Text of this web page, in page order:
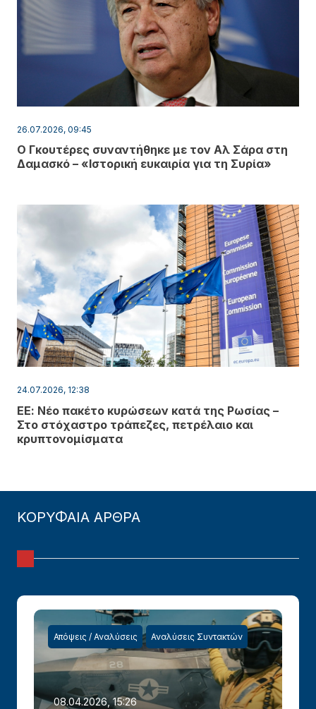
26.07.2026, 09:45
Ο Γκουτέρες συναντήθηκε με τον Αλ Σάρα στη
Δαμασκό – «Ιστορική ευκαιρία για τη Συρία»
24.07.2026, 12:38
ΕΕ: Νέο πακέτο κυρώσεων κατά της Ρωσίας –
Στο στόχαστρο τράπεζες, πετρέλαιο και
κρυπτονομίσματα
ΚΟΡΥΦΑΙΑ ΑΡΘΡΑ
Απόψεις / Αναλύσεις Αναλύσεις Συντακτών
08.04.2026, 15:26